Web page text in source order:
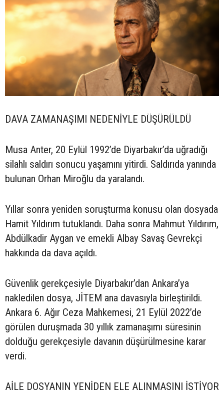
DAVA ZAMANAŞIMI NEDENİYLE DÜŞÜRÜLDÜ
Musa Anter, 20 Eylül 1992’de Diyarbakır’da uğradığı
silahlı saldırı sonucu yaşamını yitirdi. Saldırıda yanında
bulunan Orhan Miroğlu da yaralandı.
Yıllar sonra yeniden soruşturma konusu olan dosyada
Hamit Yıldırım tutuklandı. Daha sonra Mahmut Yıldırım,
Abdülkadir Aygan ve emekli Albay Savaş Gevrekçi
hakkında da dava açıldı.
Güvenlik gerekçesiyle Diyarbakır’dan Ankara’ya
nakledilen dosya, JİTEM ana davasıyla birleştirildi.
Ankara 6. Ağır Ceza Mahkemesi, 21 Eylül 2022’de
görülen duruşmada 30 yıllık zamanaşımı süresinin
dolduğu gerekçesiyle davanın düşürülmesine karar
verdi.
AİLE DOSYANIN YENİDEN ELE ALINMASINI İSTİYOR